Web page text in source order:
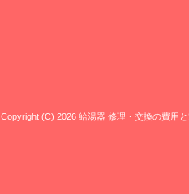
Copyright (C) 2026 給湯器 修理・交換の費用